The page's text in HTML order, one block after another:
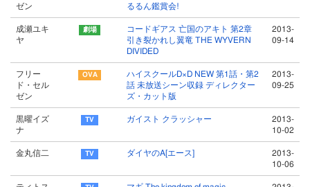
ゼン
るるん鑑賞会!
成瀬ユキ
ヤ
コードギアス 亡国のアキト 第2章
引き裂かれし翼竜 THE WYVERN
DIVIDED
2013-
09-14
フリー
ド・セル
ゼン
ハイスクールD×D NEW 第1話・第2
話 未放送シーン収録 ディレクター
ズ・カット版
2013-
09-25
黒曜イズ
ナ
ガイスト クラッシャー
2013-
10-02
金丸信二 ダイヤのA[エース]
2013-
10-06